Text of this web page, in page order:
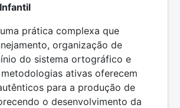
prática complexa que
organização de
do sistema ortográfico e
ativas oferecem
para a produção de
o desenvolvimento da